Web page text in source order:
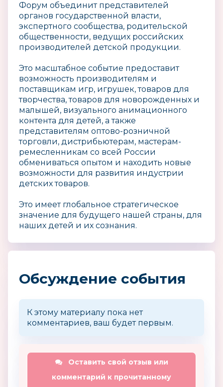
Форум объединит представителей
органов государственной власти,
экспертного сообщества, родительской
общественности, ведущих российских
производителей детской продукции.
Это масштабное событие предоставит
возможность производителям и
поставщикам игр, игрушек, товаров для
творчества, товаров для новорожденных и
малышей, визуального анимационного
контента для детей, а также
представителям оптово-розничной
торговли, дистрибьютерам, мастерам-
ремесленникам со всей России
обмениваться опытом и находить новые
возможности для развития индустрии
детских товаров.
Это имеет глобальное стратегическое
значение для будущего нашей страны, для
наших детей и их сознания.
Обсуждение события
К этому материалу пока нет
комментариев, ваш будет первым.
Оставить свой отзыв или
комментарий к прочитанному